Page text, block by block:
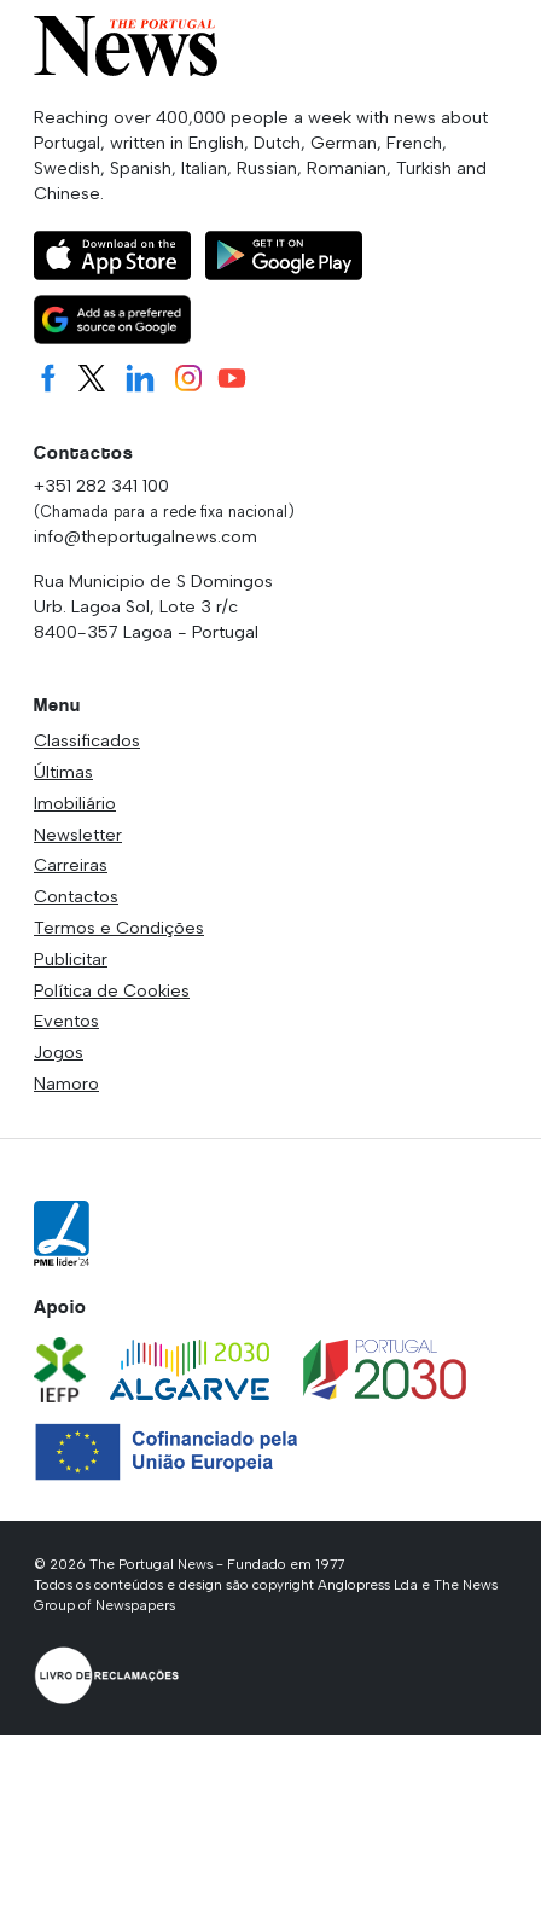
Reaching over 400,000 people a week with news about
Portugal, written in English, Dutch, German, French,
Swedish, Spanish, Italian, Russian, Romanian, Turkish and
Chinese.
Contactos
+351 282 341 100
(Chamada para a rede fixa nacional)
info@theportugalnews.com
Rua Municipio de S Domingos
Urb. Lagoa Sol, Lote 3 r/c
8400-357 Lagoa - Portugal
Menu
Classificados
Últimas
Imobiliário
Newsletter
Carreiras
Contactos
Termos e Condições
Publicitar
Política de Cookies
Eventos
Jogos
Namoro
Apoio
© 2026 The Portugal News - Fundado em 1977
Todos os conteúdos e design são copyright Anglopress Lda e The News
Group of Newspapers